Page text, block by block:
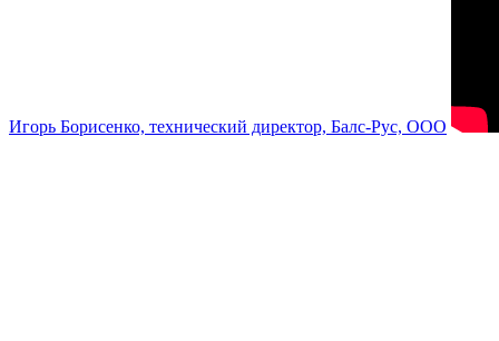
Игорь Борисенко, технический директор, Балс-Рус, ООО